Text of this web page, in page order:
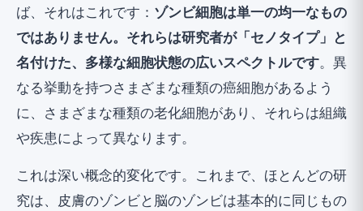
ば、それはこれです： ゾンビ細胞は単一の均一なもの
ではありません。それらは研究者が「セノタイプ」と
名付けた、多様な細胞状態の広いスペクトルです。異
なる挙動を持つさまざまな種類の癌細胞があるよう
に、さまざまな種類の老化細胞があり、それらは組織
や疾患によって異なります。
これは深い概念的変化です。これまで、ほとんどの研
究は、皮膚のゾンビと脳のゾンビは基本的に同じもの